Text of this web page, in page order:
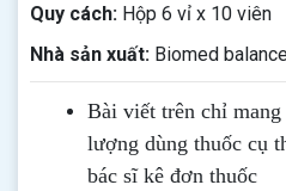
Quy cách: Hộp 6 vỉ x 10 viên
Nhà sản xuất: Biomed
Bài viết trên chỉ
lượng dùng thuốc cụ
bác sĩ kê đơn thuốc